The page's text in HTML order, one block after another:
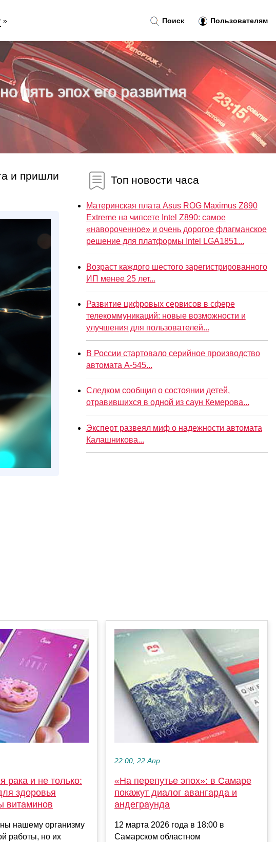
пять эпох его развития
и пришли
Топ новости часа
Материнская плата Asus ROG Maximus Z890
Extreme на чипсете Intel Z890: самое
«навороченное» и очень дорогое флагманское
решение для платформы Intel LGA1851...
Возраст каждого шестого зарегистрированного
ИП менее 25 лет...
Развитие цифровых сервисов в сфере
телекоммуникаций: новые возможности и
улучшения для пользователей...
В России стартовало серийное производство
автомата А-545...
Следком сообщил о состоянии детей,
отравившихся в одной из саун Кемерова...
Эксперт развеял миф о надежности автомата
Калашникова...
рака и не только:
здоровья
витаминов
нашему организму
работы, но их
22:00, 22 Апр
«На перепутье эпох»: в Самаре
покажут диалог авангарда и
андеграунда
12 марта 2026 года в 18:00 в
Самарском областном
Поиск Пользователям
»